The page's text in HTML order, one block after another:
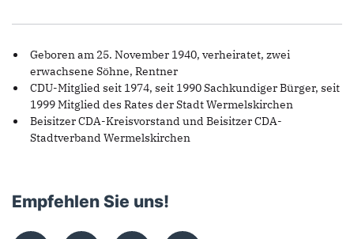
Geboren am 25. November 1940, verheiratet, zwei
erwachsene Söhne, Rentner
CDU-Mitglied seit 1974, seit 1990 Sachkundiger Bürger, seit
1999 Mitglied des Rates der Stadt Wermelskirchen
Beisitzer CDA-Kreisvorstand und Beisitzer CDA-
Stadtverband Wermelskirchen
Empfehlen Sie uns!